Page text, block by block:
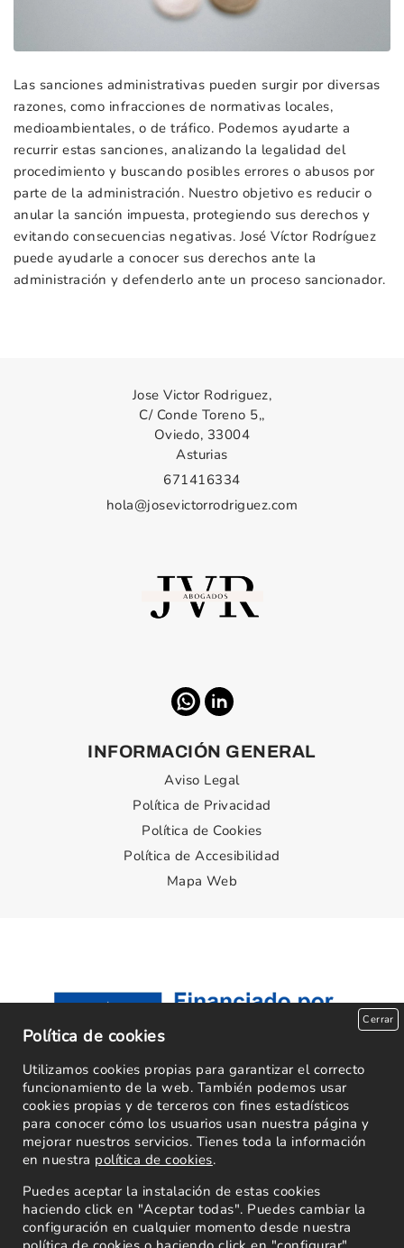
Las sanciones administrativas pueden surgir por diversas
razones, como infracciones de normativas locales,
medioambientales, o de tráfico. Podemos ayudarte a
recurrir estas sanciones, analizando la legalidad del
procedimiento y buscando posibles errores o abusos por
parte de la administración. Nuestro objetivo es reducir o
anular la sanción impuesta, protegiendo sus derechos y
evitando consecuencias negativas. José Víctor Rodríguez
puede ayudarle a conocer sus derechos ante la
administración y defenderlo ante un proceso sancionador.
Jose Victor Rodriguez,
C/ Conde Toreno 5,,
Oviedo, 33004
Asturias
671416334
hola@josevictorrodriguez.com
INFORMACIÓN GENERAL
Aviso Legal
Política de Privacidad
Política de Cookies
Política de Accesibilidad
Mapa Web
Cerrar
Política de cookies
Utilizamos cookies propias para garantizar el correcto
funcionamiento de la web. También podemos usar
cookies propias y de terceros con fines estadísticos
para conocer cómo los usuarios usan nuestra página y
mejorar nuestros servicios. Tienes toda la información
en nuestra política de cookies.
Puedes aceptar la instalación de estas cookies
haciendo click en "Aceptar todas". Puedes cambiar la
configuración en cualquier momento desde nuestra